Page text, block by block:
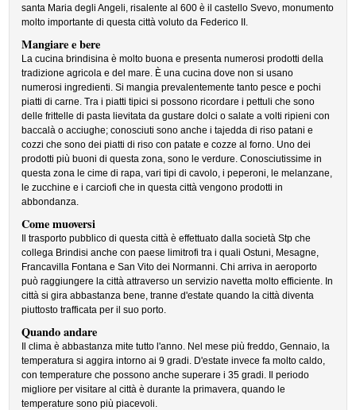
santa Maria degli Angeli, risalente al 600 è il castello Svevo, monumento
molto importante di questa città voluto da Federico II.
Mangiare e bere
La cucina brindisina è molto buona e presenta numerosi prodotti della
tradizione agricola e del mare. È una cucina dove non si usano
numerosi ingredienti. Si mangia prevalentemente tanto pesce e pochi
piatti di carne. Tra i piatti tipici si possono ricordare i pettuli che sono
delle frittelle di pasta lievitata da gustare dolci o salate a volti ripieni con
baccalà o acciughe; conosciuti sono anche i tajedda di riso patani e
cozzi che sono dei piatti di riso con patate e cozze al forno. Uno dei
prodotti più buoni di questa zona, sono le verdure. Conosciutissime in
questa zona le cime di rapa, vari tipi di cavolo, i peperoni, le melanzane,
le zucchine e i carciofi che in questa città vengono prodotti in
abbondanza.
Come muoversi
Il trasporto pubblico di questa città è effettuato dalla società Stp che
collega Brindisi anche con paese limitrofi tra i quali Ostuni, Mesagne,
Francavilla Fontana e San Vito dei Normanni. Chi arriva in aeroporto
può raggiungere la città attraverso un servizio navetta molto efficiente. In
città si gira abbastanza bene, tranne d'estate quando la città diventa
piuttosto trafficata per il suo porto.
Quando andare
Il clima è abbastanza mite tutto l'anno. Nel mese più freddo, Gennaio, la
temperatura si aggira intorno ai 9 gradi. D'estate invece fa molto caldo,
con temperature che possono anche superare i 35 gradi. Il periodo
migliore per visitare al città è durante la primavera, quando le
temperature sono più piacevoli.